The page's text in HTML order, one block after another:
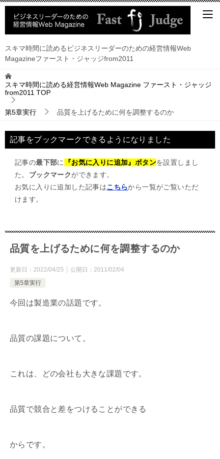
スキマ時間に読めるビジネスリーダーのための経営情報Web
Magazineファースト・ジャッジfrom2011
スキマ時間に読める経営情報Web Magazine ファースト・ジャッジ
from2011 TOP
第5章実行 品質を上げるために何を調整するのか
記事をブックマークできるようになりました
記事の最下部に 『お気に入りに追加』ボタンを設置しまし
た。 ブックマークができます。
お気に入りに追加した記事はこちらから一覧がご覧いただ
けます。
品質を上げるために何を調整するのか
更新日： 2022/04/25 公開日： 2011/02/04
第5章実行
今回は製造業の話題です。
品質の課題について。
これは、どの会社も大きな課題です。
品質で競合と差をつけることができる
からです。